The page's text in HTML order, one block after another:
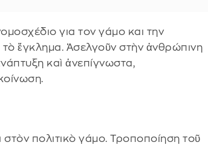
για τον γάμο και την
ἔγκλημα. Ἀσελγοῦν στὴν ἀνθρώπινη
καὶ ἀνεπίγνωστα,
πολιτικὸ γάμο. Τροποποίηση τοῦ